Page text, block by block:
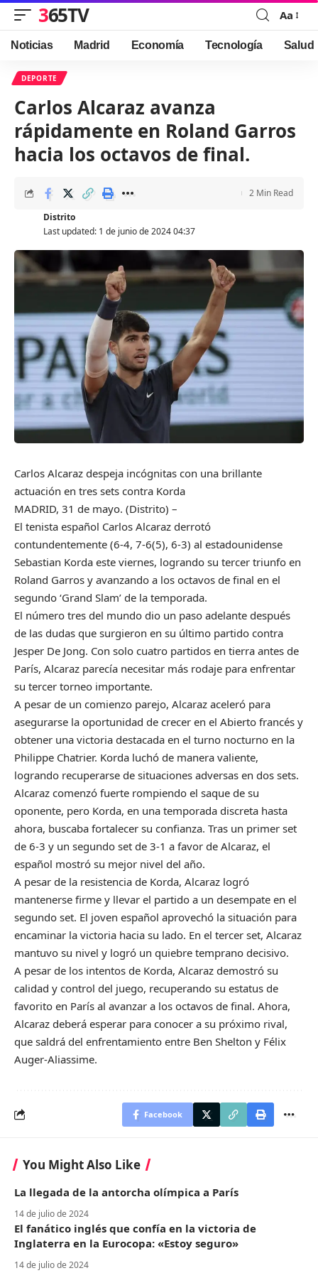
365TV
Font
Resizer
Aa
Noticias Madrid Economía Tecnología Salud
DEPORTE
Carlos Alcaraz avanza
rápidamente en Roland Garros
hacia los octavos de final.
Last updated: 1 de junio de 2024 04:37
Distrito
2 Min Read
Carlos Alcaraz despeja incógnitas con una brillante
actuación en tres sets contra Korda
MADRID, 31 de mayo. (Distrito) –
El tenista español Carlos Alcaraz derrotó
contundentemente (6-4, 7-6(5), 6-3) al estadounidense
Sebastian Korda este viernes, logrando su tercer triunfo en
Roland Garros y avanzando a los octavos de final en el
segundo ‘Grand Slam’ de la temporada.
El número tres del mundo dio un paso adelante después
de las dudas que surgieron en su último partido contra
Jesper De Jong. Con solo cuatro partidos en tierra antes de
París, Alcaraz parecía necesitar más rodaje para enfrentar
su tercer torneo importante.
A pesar de un comienzo parejo, Alcaraz aceleró para
asegurarse la oportunidad de crecer en el Abierto francés y
obtener una victoria destacada en el turno nocturno en la
Philippe Chatrier. Korda luchó de manera valiente,
logrando recuperarse de situaciones adversas en dos sets.
Alcaraz comenzó fuerte rompiendo el saque de su
oponente, pero Korda, en una temporada discreta hasta
ahora, buscaba fortalecer su confianza. Tras un primer set
de 6-3 y un segundo set de 3-1 a favor de Alcaraz, el
español mostró su mejor nivel del año.
A pesar de la resistencia de Korda, Alcaraz logró
mantenerse firme y llevar el partido a un desempate en el
segundo set. El joven español aprovechó la situación para
encaminar la victoria hacia su lado. En el tercer set, Alcaraz
mantuvo su nivel y logró un quiebre temprano decisivo.
A pesar de los intentos de Korda, Alcaraz demostró su
calidad y control del juego, recuperando su estatus de
favorito en París al avanzar a los octavos de final. Ahora,
Alcaraz deberá esperar para conocer a su próximo rival,
que saldrá del enfrentamiento entre Ben Shelton y Félix
Auger-Aliassime.
Facebook
You Might Also Like
La llegada de la antorcha olímpica a París
14 de julio de 2024
El fanático inglés que confía en la victoria de
Inglaterra en la Eurocopa: «Estoy seguro»
14 de julio de 2024